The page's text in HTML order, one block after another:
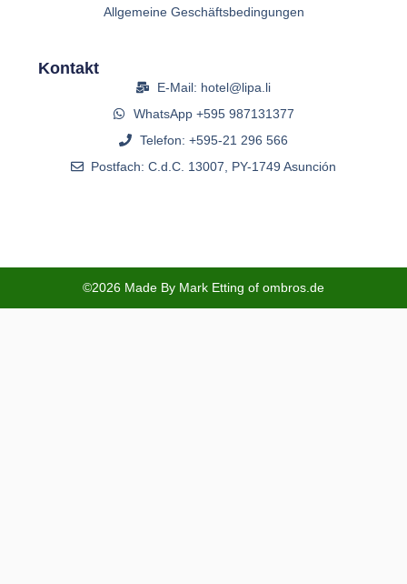
Allgemeine Geschäftsbedingungen
Kontakt
E-Mail: hotel@lipa.li
WhatsApp +595 987131377
Telefon: +595-21 296 566
Postfach: C.d.C. 13007, PY-1749 Asunción
©2026 Made By Mark Etting of ombros.de